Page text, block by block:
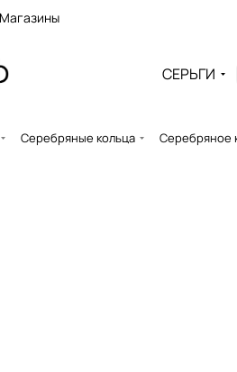
Магазины
СЕРЬГИ
Серебряные кольца Серебряное